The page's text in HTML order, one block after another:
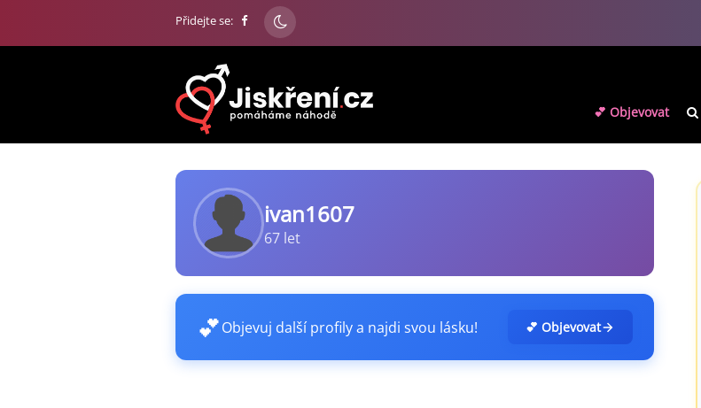
Přidejte se:
💕 Objevovat
ivan1607
67 let
💕Objevuj další profily a najdi svou lásku! 💕 Objevovat